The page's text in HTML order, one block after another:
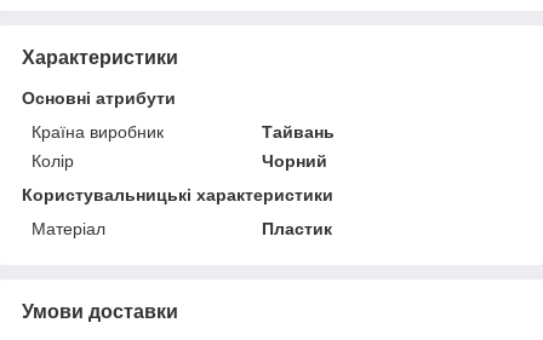
Характеристики
Основні атрибути
Країна виробник
Тайвань
Колір
Чорний
Користувальницькі характеристики
Матеріал
Пластик
Умови доставки